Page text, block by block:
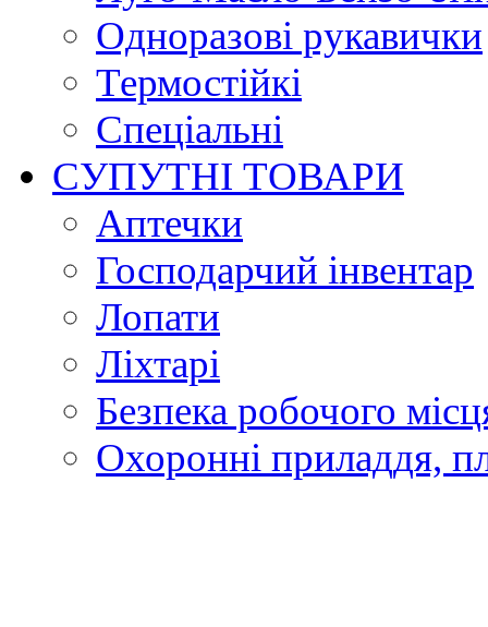
Одноразові рукавички
Термостійкі
Спеціальні
СУПУТНІ ТОВАРИ
Аптечки
Господарчий інвентар
Лопати
Ліхтарі
Безпека робочого
Охоронні приладдя,